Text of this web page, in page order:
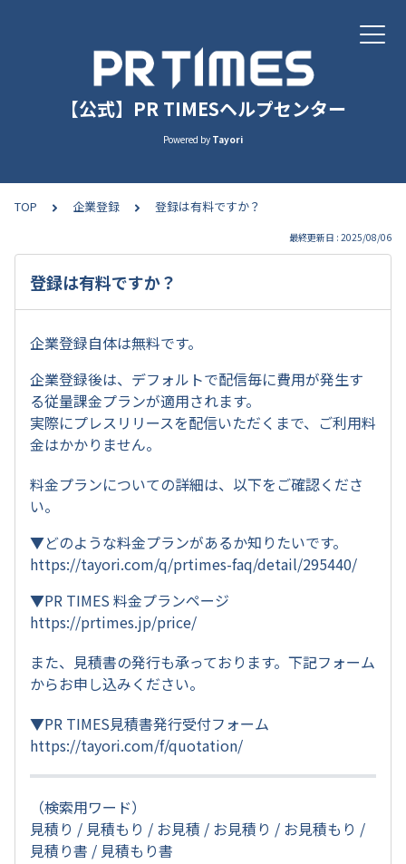
【公式】PR TIMESヘルプセンター
Powered by Tayori
TOP 企業登録 登録は有料ですか？
最終更新日 : 2025/08/06
登録は有料ですか？
企業登録自体は無料です。
企業登録後は、デフォルトで配信毎に費用が発生す
る従量課金プランが適用されます。
実際にプレスリリースを配信いただくまで、ご利用料
金はかかりません。
料金プランについての詳細は、以下をご確認くださ
い。
▼どのような料金プランがあるか知りたいです。
https://tayori.com/q/prtimes-faq/detail/295440/
▼PR TIMES 料金プランページ
https://prtimes.jp/price/
また、見積書の発行も承っております。下記フォーム
からお申し込みください。
▼PR TIMES見積書発行受付フォーム
https://tayori.com/f/quotation/
（検索用ワード）
見積り / 見積もり / お見積 / お見積り / お見積もり /
見積り書 / 見積もり書